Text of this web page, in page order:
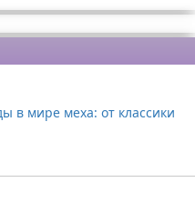
в мире меха: от классики